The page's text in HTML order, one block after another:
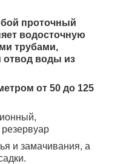
проточный
водосточную
трубами,
отвод воды из
от 50 до 125
и замачивания, а